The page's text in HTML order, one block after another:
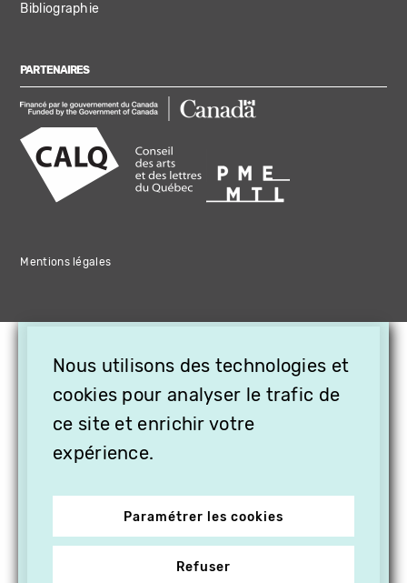
Bibliographie
PARTENAIRES
Mentions légales
Nous utilisons des technologies et
cookies pour analyser le trafic de
ce site et enrichir votre
expérience.
Paramétrer les cookies
Refuser
OFFREZ LA VIDÉO EN
CADEAU, ABONNEZ VOS
PROCHES À VITHÈQUE !